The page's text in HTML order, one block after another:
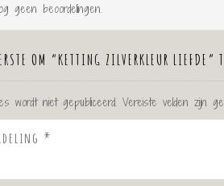
geen beoordelingen.
OM “KETTING ZILVERKLEUR LIEFDE”
wordt niet gepubliceerd. Vereiste velden zijn